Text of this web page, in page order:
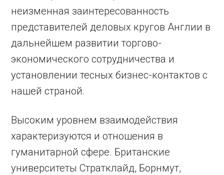
неизменная заинтересованность
представителей деловых кругов Англии в
дальнейшем развитии торгово-
экономического сотрудничества и
установлении тесных бизнес-контактов с
нашей страной.
Высоким уровнем взаимодействия
характеризуются и отношения в
гуманитарной сфере. Британские
университеты Стратклайд, ­Борнмут,